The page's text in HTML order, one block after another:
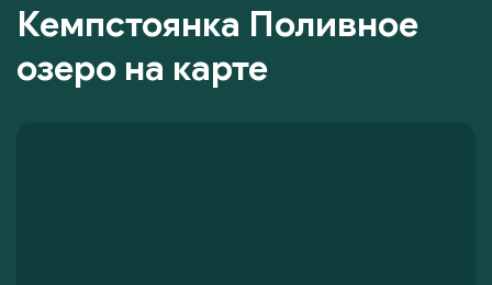
Кемпстоянка Поливное
озеро на карте